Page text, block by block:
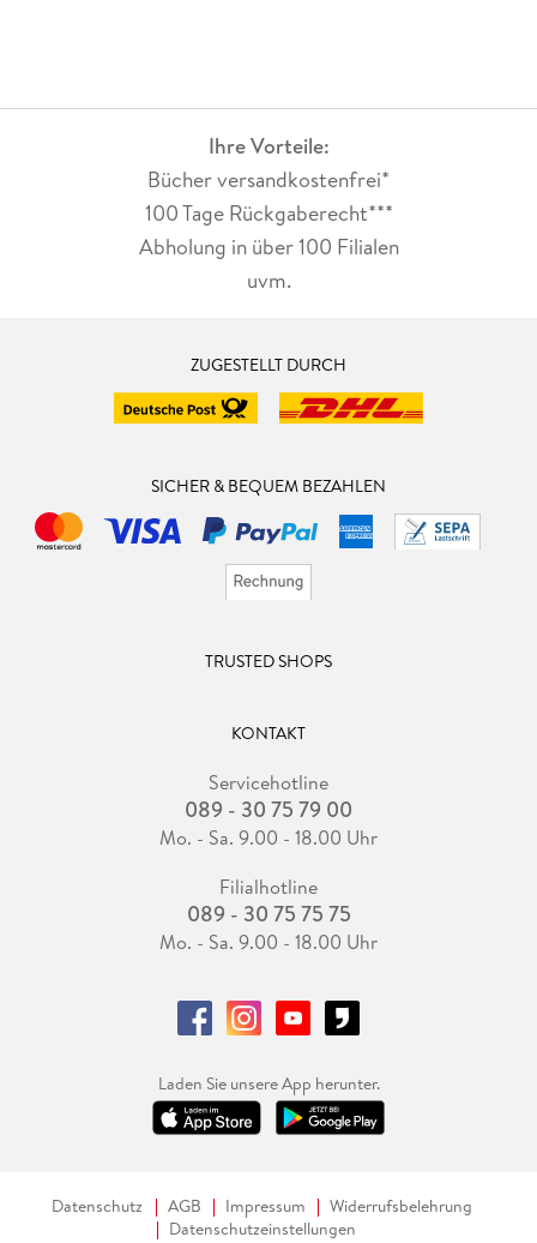
Ihre Vorteile:
Bücher versandkostenfrei*
100 Tage Rückgaberecht***
Abholung in über 100 Filialen
uvm.
ZUGESTELLT DURCH
SICHER & BEQUEM BEZAHLEN
TRUSTED SHOPS
KONTAKT
Servicehotline
089 - 30 75 79 00
Mo. - Sa. 9.00 - 18.00 Uhr
Filialhotline
089 - 30 75 75 75
Mo. - Sa. 9.00 - 18.00 Uhr
Laden Sie unsere App herunter.
Datenschutz AGB Impressum
Widerrufsbelehrung
Datenschutzeinstellungen